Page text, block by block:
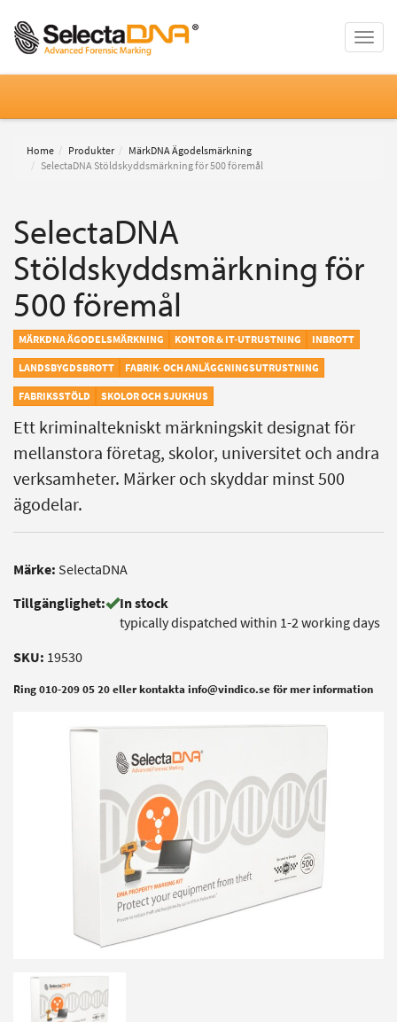
Toggle
Home Produkter
MärkDNA Ägodelsmärkning
SelectaDNA Stöldskyddsmärkning för 500 föremål
SelectaDNA
Stöldskyddsmärkning för
500 föremål
MÄRKDNA ÄGODELSMÄRKNING KONTOR & IT-UTRUSTNING
INBROTT
LANDSBYGDSBROTT
FABRIK- OCH ANLÄGGNINGSUTRUSTNING
FABRIKSSTÖLD
SKOLOR OCH SJUKHUS
Ett kriminaltekniskt märkningskit designat för
mellanstora företag, skolor, universitet och andra
verksamheter. Märker och skyddar minst 500
ägodelar.
Märke: SelectaDNA
Tillgänglighet:
In stock
typically dispatched within 1-2 working days
SKU: 19530
Ring 010-209 05 20 eller kontakta info@vindico.se för mer information